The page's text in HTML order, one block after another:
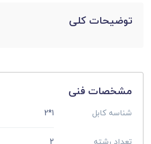
توضیحات کلی
مشخصات فنی
شناسه کابل 1*2